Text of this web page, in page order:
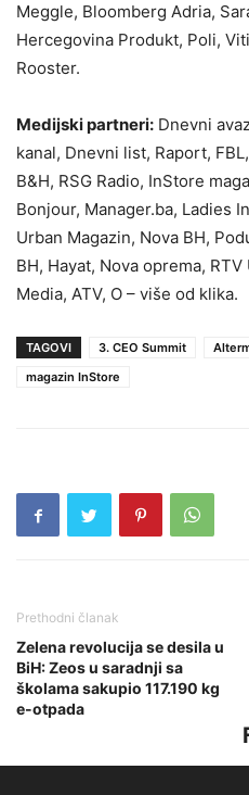
Meggle, Bloomberg Adria,
Hercegovina Produkt, Poli,
Rooster.
Medijski partneri: Dnevni
kanal, Dnevni list, Raport,
B&H, RSG Radio, InStore
Bonjour, Manager.ba, Ladies
Urban Magazin, Nova BH,
BH, Hayat, Nova oprema,
Media, ATV, O – više od klika.
TAGOVI 3. CEO Summit
magazin InStore
Prethodni članak
Zelena revolucija se desila u
BiH: Zeos u saradnji sa
školama sakupio 117.190 kg
e-otpada